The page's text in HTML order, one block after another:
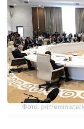
Фото: